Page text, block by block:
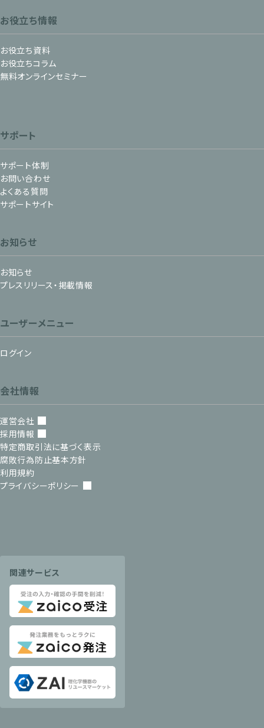
お役立ち情報
お役立ち資料
お役立ちコラム
無料オンラインセミナー
サポート
サポート体制
お問い合わせ
よくある質問
サポートサイト
お知らせ
お知らせ
プレスリリース・掲載情報
ユーザーメニュー
ログイン
会社情報
運営会社
採用情報
特定商取引法に基づく表示
腐敗行為防止基本方針
利用規約
プライバシーポリシー
関連サービス